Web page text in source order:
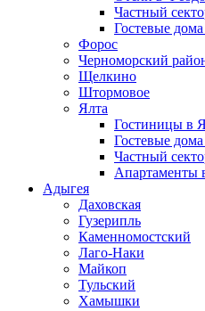
Частный
Гостевые
Форос
Черноморский
Щелкино
Штормовое
Ялта
Гостиницы в
Гостевые
Частный
Апартаменты
Адыгея
Даховская
Гузерипль
Каменномостский
Лаго-Наки
Майкоп
Тульский
Хамышки